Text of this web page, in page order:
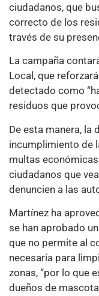
ciudadanos, que
correcto de los
través de su
La campaña
Local, que
detectado como
residuos que
De esta manera, la
incumplimiento de
multas
ciudadanos que
denuncien a las
Martínez ha
se han aprobado
que no permite al
necesaria para
zonas, “por lo que
dueños de